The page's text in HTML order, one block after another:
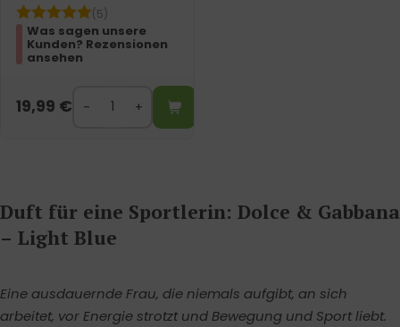
(5)
Was sagen unsere
Kunden? Rezensionen
ansehen
19,99 €
Duft für eine Sportlerin: Dolce & Gabbana
– Light Blue
Eine ausdauernde Frau, die niemals aufgibt, an sich
arbeitet, vor Energie strotzt und Bewegung und Sport liebt.